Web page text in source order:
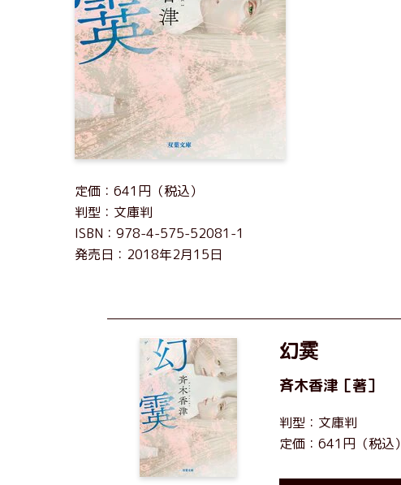
定価：641円（税込）
判型：文庫判
ISBN：978-4-575-52081-1
発売日：2018年2月15日
幻霙
斉木香津 ［著］
判型：文庫判
定価：641円（税込）